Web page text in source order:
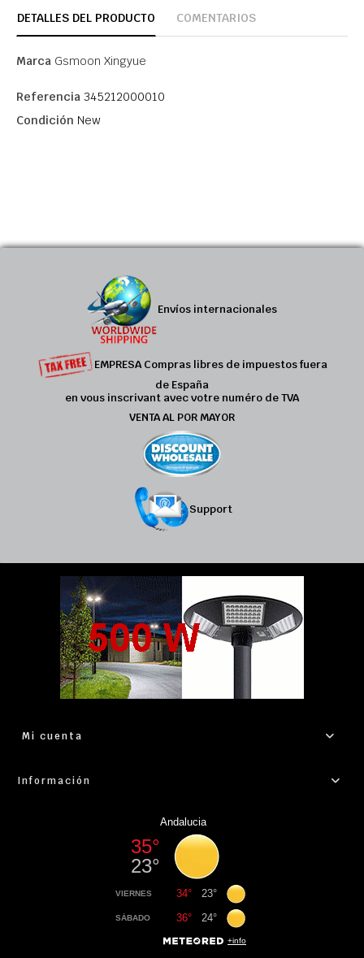
DETALLES DEL PRODUCTO COMENTARIOS
Marca Gsmoon Xingyue
Referencia 345212000010
Condición New
Envíos internacionales
EMPRESA Compras libres de impuestos fuera
de España
en vous inscrivant avec votre numéro de TVA
VENTA AL POR MAYOR
Support
Mi cuenta
Información